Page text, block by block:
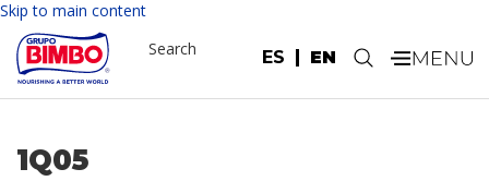
Skip to main content
ES EN
Search .
1Q05